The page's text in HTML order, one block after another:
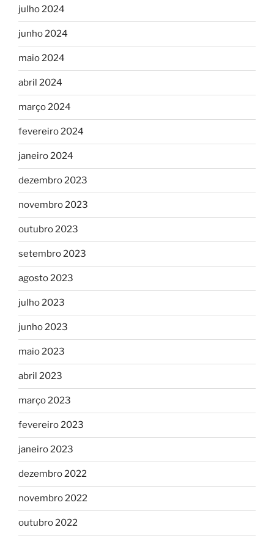
julho 2024
junho 2024
maio 2024
abril 2024
março 2024
fevereiro 2024
janeiro 2024
dezembro 2023
novembro 2023
outubro 2023
setembro 2023
agosto 2023
julho 2023
junho 2023
maio 2023
abril 2023
março 2023
fevereiro 2023
janeiro 2023
dezembro 2022
novembro 2022
outubro 2022